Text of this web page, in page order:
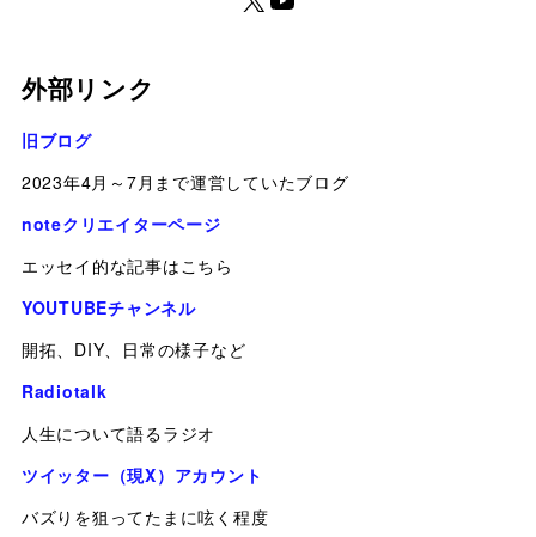
外部リンク
旧ブログ
2023年4月～7月まで運営していたブログ
noteクリエイターページ
エッセイ的な記事はこちら
YOUTUBEチャンネル
開拓、DIY、日常の様子など
Radiotalk
人生について語るラジオ
ツイッター（現X）アカウント
バズりを狙ってたまに呟く程度